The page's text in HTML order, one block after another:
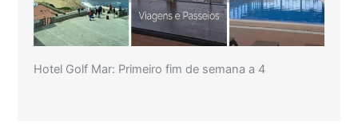
Hotel Golf Mar: Primeiro fim de semana a 4